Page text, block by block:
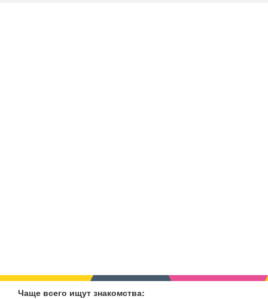
Чаще всего ищут знакомства: